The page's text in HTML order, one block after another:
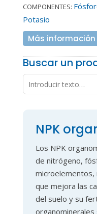
COMPONENTES:
Potasio
Más información
Buscar un
NPK
Los NPK
de nitrógeno,
microelementos,
que mejora las
del suelo y su